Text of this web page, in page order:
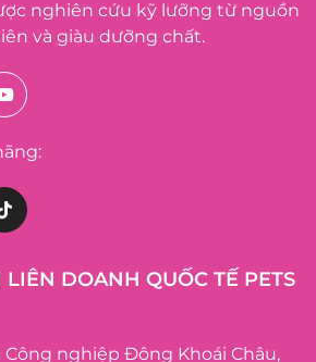
nghiên cứu kỹ lưỡng từ nguồn
và giàu dưỡng chất.
LIÊN DOANH QUỐC TẾ PETS
Công nghiệp Đông Khoái Châu,